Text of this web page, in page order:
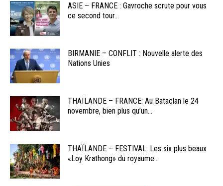
ASIE – FRANCE : Gavroche scrute pour vous
ce second tour...
BIRMANIE – CONFLIT : Nouvelle alerte des
Nations Unies
THAÏLANDE – FRANCE: Au Bataclan le 24
novembre, bien plus qu’un...
THAÏLANDE – FESTIVAL: Les six plus beaux
«Loy Krathong» du royaume...